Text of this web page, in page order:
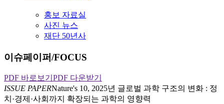
홍보 자료실
사진 뉴스
재단 50년사
이슈페이퍼/FOCUS
PDF 바로보기 PDF 다운받기
ISSUE PAPERNature's 10, 2025년 글로벌 과학 구조의 변화 : 정
치·경제·사회까지 확장되는 과학의 영향력